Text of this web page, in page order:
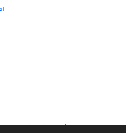
سامانه مدیریت نشریات علمی.طراحی و